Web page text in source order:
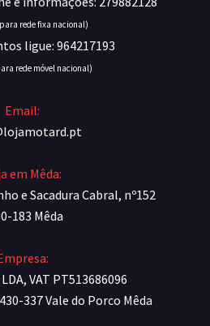
rede fixa nacional)
ligue: 964217193
rede móvel nacional)
Email:
em Mêda:
e Sacadura Cabral, nº152
183 Mêda
VAT PT513686096
337 Vale do Porco Mêda